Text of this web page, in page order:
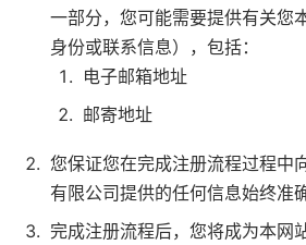
一部分，您可能需要提供有关您
身份或联系信息），包括：
电子邮箱地址
邮寄地址
您保证您在完成注册流程过程中
有限公司提供的任何信息始终准
完成注册流程后，您将成为本网